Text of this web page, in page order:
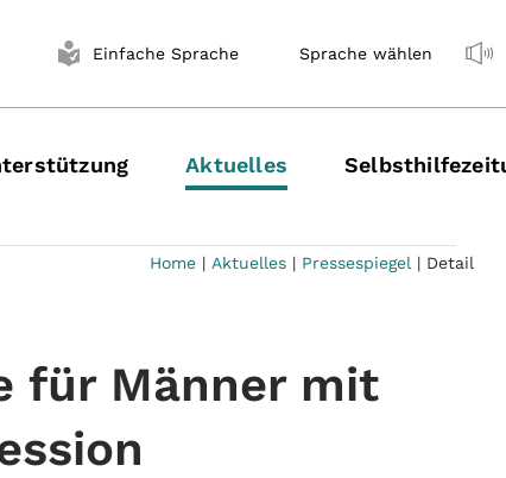
Einfache Sprache Sprache wählen
Aktuelles
Home| Aktuelles| Pressespiegel | Detail
für Männer mit